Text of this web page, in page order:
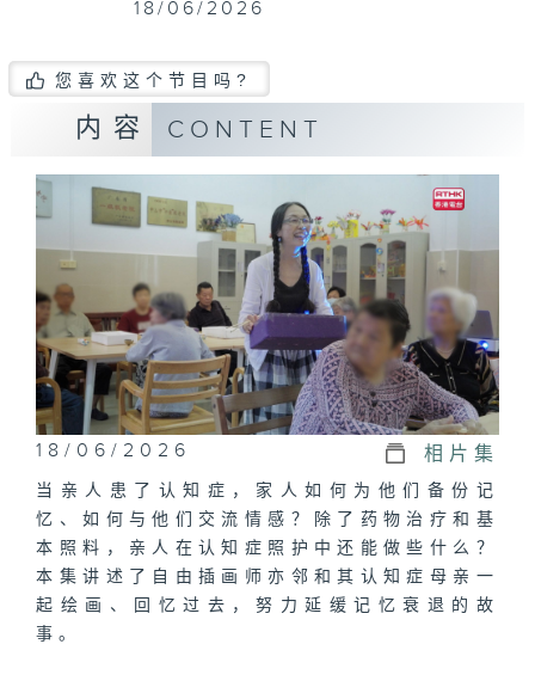
18/06/2026
您喜欢这个节目吗?
内容 CONTENT
18/06/2026 相片集
当亲人患了认知症，家人如何为他们备份记
忆、如何与他们交流情感？除了药物治疗和基
本照料，亲人在认知症照护中还能做些什么？
本集讲述了自由插画师亦邻和其认知症母亲一
起绘画、回忆过去，努力延缓记忆衰退的故
事。